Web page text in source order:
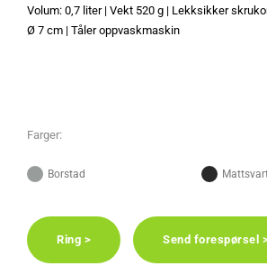
Volum: 0,7 liter | Vekt 520 g | Lekksikker
Ø 7 cm | Tåler oppvaskmaskin
Farger:
Borstad
Ring > Send forespørsel